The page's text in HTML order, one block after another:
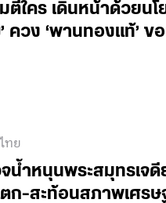
ตีใคร เดินหน้าด้วยน
ควง ‘พานทองแท้’ ข
ทย
น้ำหนุนพระสมุทรเจ
ก-สะท้อนสภาพเศร